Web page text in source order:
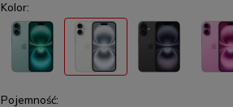
Kolor:
Pojemność: